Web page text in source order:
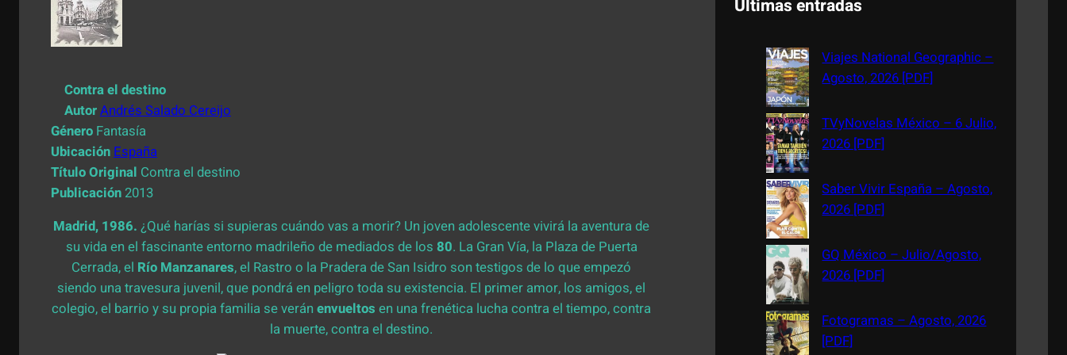
Contra el destino
AutorAndrés Salado Cereijo
Género Fantasía
Ubicación España
Título Original Contra el destino
Publicación 2013
Madrid, 1986. ¿Qué harías si supieras cuándo vas a morir? Un joven adolescente vivirá la aventura de
su vida en el fascinante entorno madrileño de mediados de los 80. La Gran Vía, la Plaza de Puerta
Cerrada, el Río Manzanares, el Rastro o la Pradera de San Isidro son testigos de lo que empezó
siendo una travesura juvenil, que pondrá en peligro toda su existencia. El primer amor, los amigos, el
colegio, el barrio y su propia familia se veránenvueltos en una frenética lucha contra el tiempo, contra
la muerte, contra el destino.
Últimas entradas
Viajes National Geographic –
Agosto, 2026 [PDF]
TVyNovelas México – 6 Julio,
2026 [PDF]
Saber Vivir España – Agosto,
2026 [PDF]
GQ México – Julio/Agosto,
2026 [PDF]
Fotogramas – Agosto, 2026
[PDF]